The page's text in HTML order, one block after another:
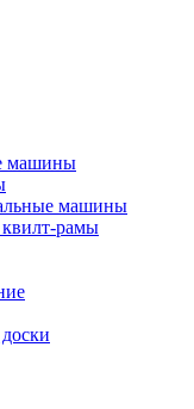
машины
машины
рамы